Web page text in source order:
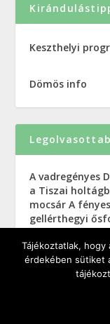
Keszthelyi
Dömös info
A vadregényes
a Tiszai
mocsár A
gellérthegyi
Tájékoztatlak, hogy
érdekében sütiket